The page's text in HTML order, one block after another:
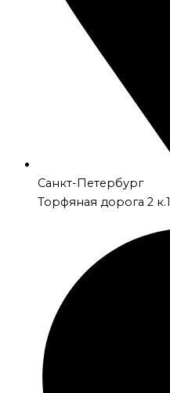
Санкт-Петербург
Торфяная дорога 2 к.1